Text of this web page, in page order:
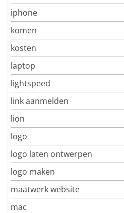
iphone
komen
kosten
laptop
lightspeed
link aanmelden
lion
logo
logo laten ontwerpen
logo maken
maatwerk website
mac